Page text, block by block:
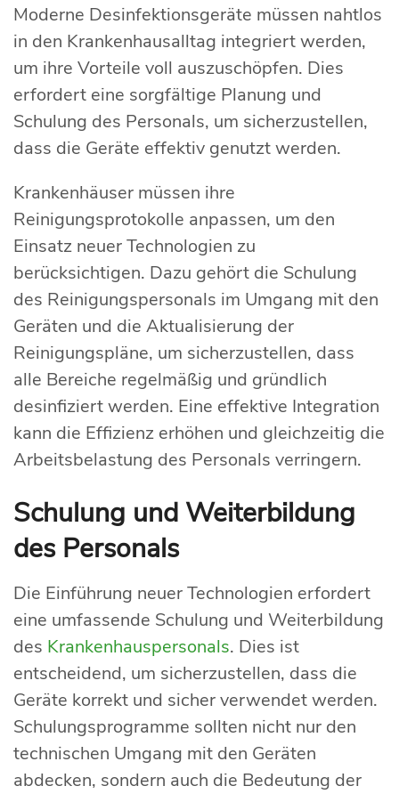
Moderne Desinfektionsgeräte müssen nahtlos
in den Krankenhausalltag integriert werden,
um ihre Vorteile voll auszuschöpfen. Dies
erfordert eine sorgfältige Planung und
Schulung des Personals, um sicherzustellen,
dass die Geräte effektiv genutzt werden.
Krankenhäuser müssen ihre
Reinigungsprotokolle anpassen, um den
Einsatz neuer Technologien zu
berücksichtigen. Dazu gehört die Schulung
des Reinigungspersonals im Umgang mit den
Geräten und die Aktualisierung der
Reinigungspläne, um sicherzustellen, dass
alle Bereiche regelmäßig und gründlich
desinfiziert werden. Eine effektive Integration
kann die Effizienz erhöhen und gleichzeitig die
Arbeitsbelastung des Personals verringern.
Schulung und Weiterbildung
des Personals
Die Einführung neuer Technologien erfordert
eine umfassende Schulung und Weiterbildung
des Krankenhauspersonals. Dies ist
entscheidend, um sicherzustellen, dass die
Geräte korrekt und sicher verwendet werden.
Schulungsprogramme sollten nicht nur den
technischen Umgang mit den Geräten
abdecken, sondern auch die Bedeutung der